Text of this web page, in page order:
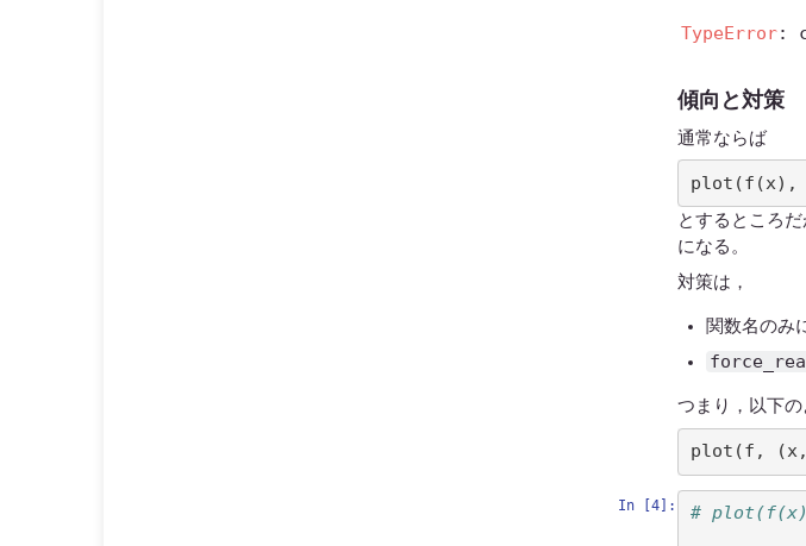
TypeError:
傾向と対策
通常ならば
plot (f (x),
とするところ
になる。
対策は，
関数名のみ
つまり，以下の
plot (f , (x,
In [4]: #